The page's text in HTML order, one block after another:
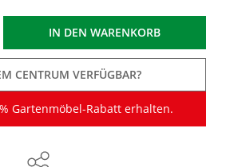
IN DEN WARENKORB
CENTRUM VERFÜGBAR?
Gartenmöbel-Rabatt erhalten.